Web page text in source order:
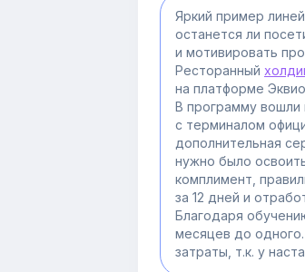
Яркий пример
останется ли
и мотивировать
Ресторанный
на платформе
В программу вошли
с терминалом
дополнительная
нужно было
комплимент,
за 12 дней и
Благодаря
месяцев до
затраты, т.к. у